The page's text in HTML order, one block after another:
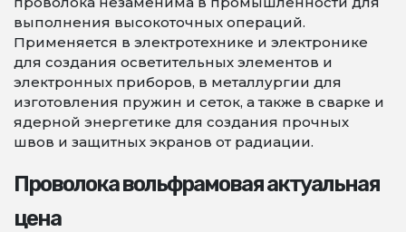
выполнения высокоточных операций.
Применяется в электротехнике и электронике
для создания осветительных элементов и
электронных приборов, в металлургии для
изготовления пружин и сеток, а также в сварке и
ядерной энергетике для создания прочных
швов и защитных экранов от радиации.
Проволока вольфрамовая актуальная
цена